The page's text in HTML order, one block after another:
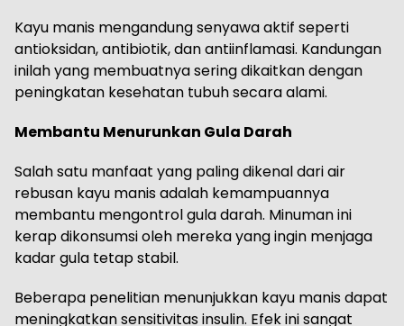
Kayu manis mengandung senyawa aktif seperti
antioksidan, antibiotik, dan antiinflamasi. Kandungan
inilah yang membuatnya sering dikaitkan dengan
peningkatan kesehatan tubuh secara alami.
Membantu Menurunkan Gula Darah
Salah satu manfaat yang paling dikenal dari air
rebusan kayu manis adalah kemampuannya
membantu mengontrol gula darah. Minuman ini
kerap dikonsumsi oleh mereka yang ingin menjaga
kadar gula tetap stabil.
Beberapa penelitian menunjukkan kayu manis dapat
meningkatkan sensitivitas insulin. Efek ini sangat